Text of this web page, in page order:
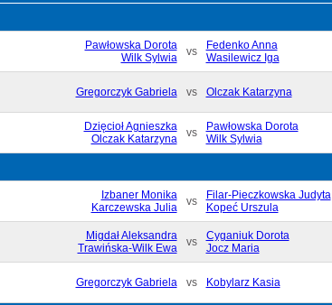
Pawłowska Dorota
Wilk Sylwia
vs
Fedenko Anna
Wasilewicz Iga
Gregorczyk Gabriela vs Olczak Katarzyna
Dzięcioł Agnieszka
Olczak Katarzyna
vs
Pawłowska Dorota
Wilk Sylwia
Izbaner Monika
Karczewska Julia
vs
Filar-Pieczkowska Judyta
Kopeć Urszula
Migdał Aleksandra
Trawińska-Wilk Ewa
vs
Cyganiuk Dorota
Jocz Maria
Gregorczyk Gabriela vs Kobylarz Kasia